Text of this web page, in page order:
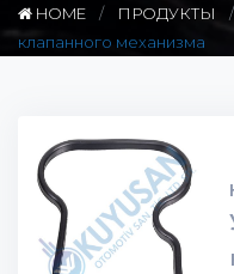
HOME ПРОДУКТЫ
клапанного механизма